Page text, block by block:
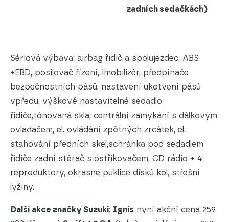
zadních sedačkách)
Sériová výbava: airbag řidič a spolujezdec, ABS
+EBD, posilovač řízení, imobilizér, předpínače
bezpečnostních pásů, nastavení ukotvení pásů
vpředu, výškově nastavitelné sedadlo
řidiče,tónovaná skla, centrální zamykání s dálkovým
ovladačem, el. ovládání zpětných zrcátek, el.
stahování předních skel,schránka pod sedadlem
řidiče zadní stěrač s ostřikovačem, CD rádio + 4
reproduktory, okrasné puklice disků kol, střešní
lyžiny.
Další akce značky Suzuki: Ignis nyní akční cena 259